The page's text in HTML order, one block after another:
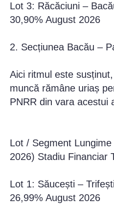
Lot 3: Răcăciuni –
30,90% August 2026
2. Secțiunea Bacău –
Aici ritmul este
muncă rămâne uriaș
PNRR din vara acestui
Lot / Segment
2026) Stadiu Financiar
Lot 1: Săucești –
26,99% August 2026